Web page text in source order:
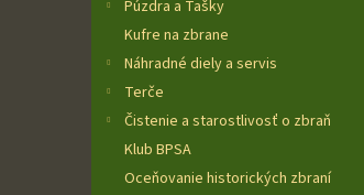
Púzdra a Tašky
Kufre na zbrane
Náhradné diely a servis
Terče
Čistenie a starostlivosť o zbraň
Klub BPSA
Oceňovanie historických zbraní